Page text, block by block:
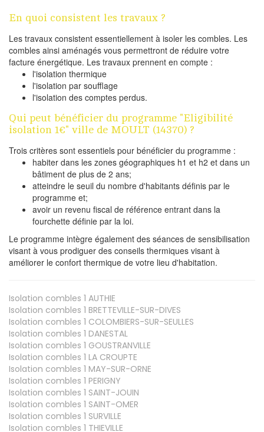
En quoi consistent les travaux ?
Les travaux consistent essentiellement à isoler les combles. Les
combles ainsi aménagés vous permettront de réduire votre
facture énergétique. Les travaux prennent en compte :
l'isolation thermique
l'isolation par soufflage
l'isolation des comptes perdus.
Qui peut bénéficier du programme "Eligibilité
isolation 1€" ville de MOULT (14370) ?
Trois critères sont essentiels pour bénéficier du programme :
habiter dans les zones géographiques h1 et h2 et dans un
bâtiment de plus de 2 ans;
atteindre le seuil du nombre d'habitants définis par le
programme et;
avoir un revenu fiscal de référence entrant dans la
fourchette définie par la loi.
Le programme intègre également des séances de sensibilisation
visant à vous prodiguer des conseils thermiques visant à
améliorer le confort thermique de votre lieu d'habitation.
Isolation combles 1 AUTHIE
Isolation combles 1 BRETTEVILLE-SUR-DIVES
Isolation combles 1 COLOMBIERS-SUR-SEULLES
Isolation combles 1 DANESTAL
Isolation combles 1 GOUSTRANVILLE
Isolation combles 1 LA CROUPTE
Isolation combles 1 MAY-SUR-ORNE
Isolation combles 1 PERIGNY
Isolation combles 1 SAINT-JOUIN
Isolation combles 1 SAINT-OMER
Isolation combles 1 SURVILLE
Isolation combles 1 THIEVILLE